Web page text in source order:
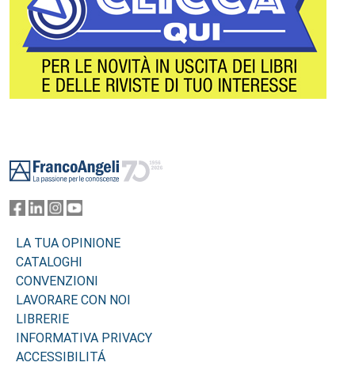
LA TUA OPINIONE
CATALOGHI
CONVENZIONI
LAVORARE CON NOI
LIBRERIE
INFORMATIVA PRIVACY
ACCESSIBILITÁ